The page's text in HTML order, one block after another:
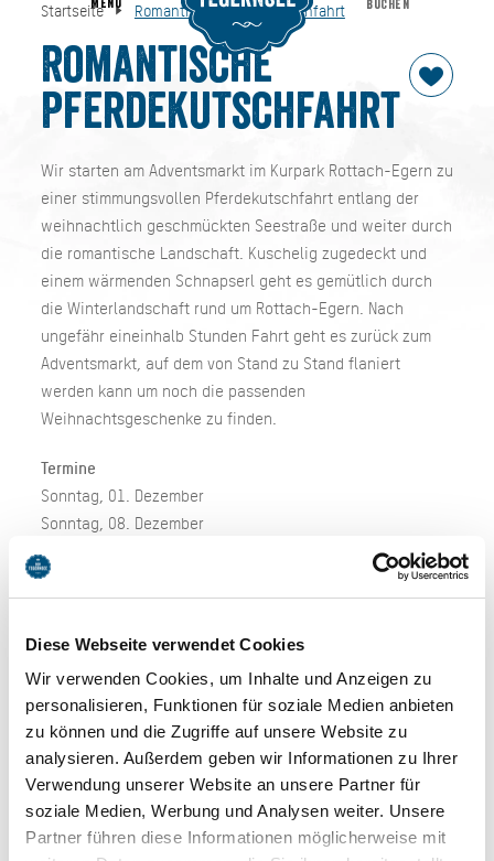
Diese Webseite verwendet Cookies
Wir verwenden Cookies, um Inhalte und Anzeigen zu
personalisieren, Funktionen für soziale Medien anbieten
zu können und die Zugriffe auf unsere Website zu
analysieren. Außerdem geben wir Informationen zu Ihrer
Verwendung unserer Website an unsere Partner für
soziale Medien, Werbung und Analysen weiter. Unsere
Partner führen diese Informationen möglicherweise mit
Startseite Romantische Pferdekutschfahrt
Romantische
Pferdekutschfahrt
Wir starten am Adventsmarkt im Kurpark Rottach-Egern zu
einer stimmungsvollen Pferdekutschfahrt entlang der
weihnachtlich geschmückten Seestraße und weiter durch
die romantische Landschaft. Kuschelig zugedeckt und
einem wärmenden Schnapserl geht es gemütlich durch
die Winterlandschaft rund um Rottach-Egern. Nach
ungefähr eineinhalb Stunden Fahrt geht es zurück zum
Adventsmarkt, auf dem von Stand zu Stand flaniert
werden kann um noch die passenden
Weihnachtsgeschenke zu finden.
Termine
Sonntag, 01. Dezember
Sonntag, 08. Dezember
Sonntag, 15. Dezember
Sonntag, 22. Dezember
16:00 Uhr Kurpark Rottach-Egern (endet um ca. 18:00 Uhr)
Strecke
Kurpark - Seestraße - Umland Rottach-Egern - Kurpark
Preise*
21,00 € Erwachsene
(Inhalt: ca. 2 stündige Pferdekutschfahrt durch das
Startseite Romantische Pferdekutschfahrt
MENU BUCHEN